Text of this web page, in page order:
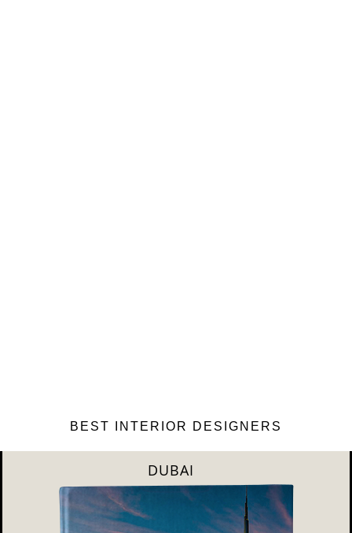
BEST INTERIOR DESIGNERS
RIYAHD